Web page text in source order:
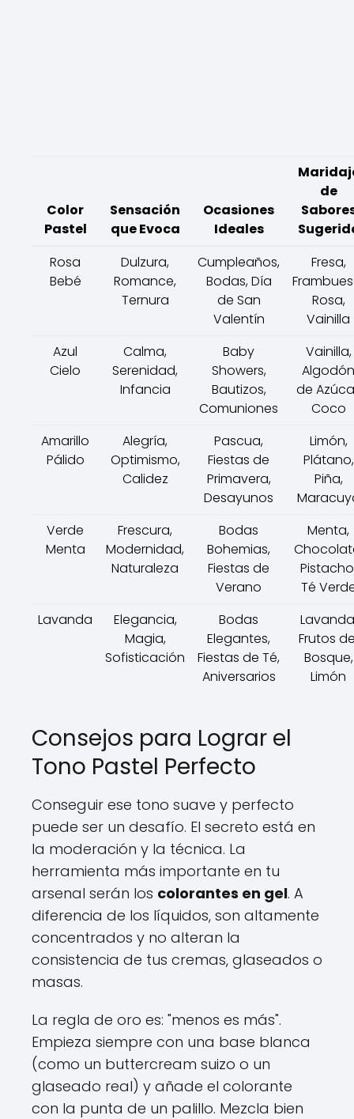
Color
Pastel
Sensación
que Evoca
Ocasiones
Ideales
de
Rosa
Bebé
Dulzura,
Romance,
Ternura
Cumpleaños,
Bodas, Día
de San
Valentín
Fresa,
Rosa,
Vainilla
Azul
Cielo
Calma,
Serenidad,
Infancia
Baby
Showers,
Bautizos,
Comuniones
Vainilla,
Algodón
de
Coco
Amarillo
Pálido
Alegría,
Optimismo,
Calidez
Pascua,
Fiestas de
Primavera,
Desayunos
Limón,
Plátano,
Piña,
Verde
Menta
Frescura,
Modernidad,
Naturaleza
Bodas
Bohemias,
Fiestas de
Verano
Menta,
Té
Lavanda
Elegancia,
Magia,
Sofisticación
Bodas
Elegantes,
Fiestas de Té,
Aniversarios
Frutos
Bosque,
Limón
Consejos para Lograr el
Tono Pastel Perfecto
Conseguir ese tono suave y perfecto
puede ser un desafío. El secreto está en
la moderación y la técnica. La
herramienta más importante en tu
arsenal serán los colorantes en gel. A
diferencia de los líquidos, son altamente
concentrados y no alteran la
consistencia de tus cremas, glaseados o
masas.
La regla de oro es: "menos es más".
Empieza siempre con una base blanca
(como un buttercream suizo o un
glaseado real) y añade el colorante
con la punta de un palillo. Mezcla bien